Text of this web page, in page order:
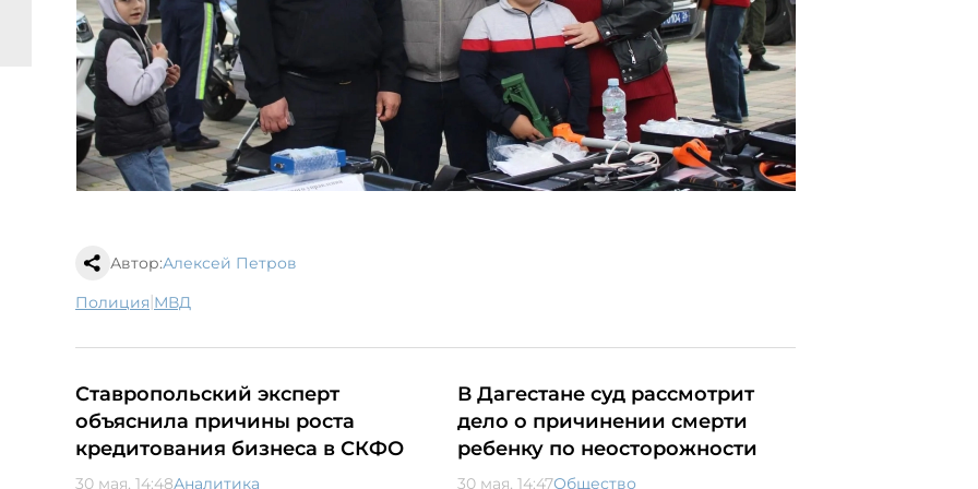
Автор:Алексей Петров
полиция| МВД
Ставропольский эксперт
объяснила причины роста
кредитования бизнеса в СКФО
30 мая, 14:48Аналитика
В Дагестане суд рассмотрит
дело о причинении смерти
ребенку по неосторожности
30 мая, 14:47Общество